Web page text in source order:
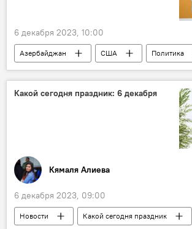
6 декабря 2023, 10:00
Азербайджан США
Политика
Госдепартамент США
Южный Кавказ
Армения
Выборы
Ильхам Алиев
Какой сегодня праздник: 6 декабря
Кямаля Алиева
6 декабря 2023, 09:00
Новости
Какой сегодня праздник